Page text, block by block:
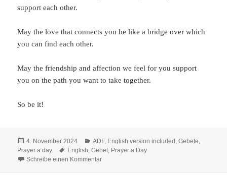
support each other.
May the love that connects you be like a bridge over which
you can find each other.
May the friendship and affection we feel for you support
you on the path you want to take together.
So be it!
Veröffentlicht
am
4. November 2024 Kategorien
ADF, English version included ,Gebete
Prayer a day
Schlagwörter
English ,Gebet Prayer a Day
Schreibe einen Kommentarzu Prayer a Day 2024: Für ein Hochzeitspaar